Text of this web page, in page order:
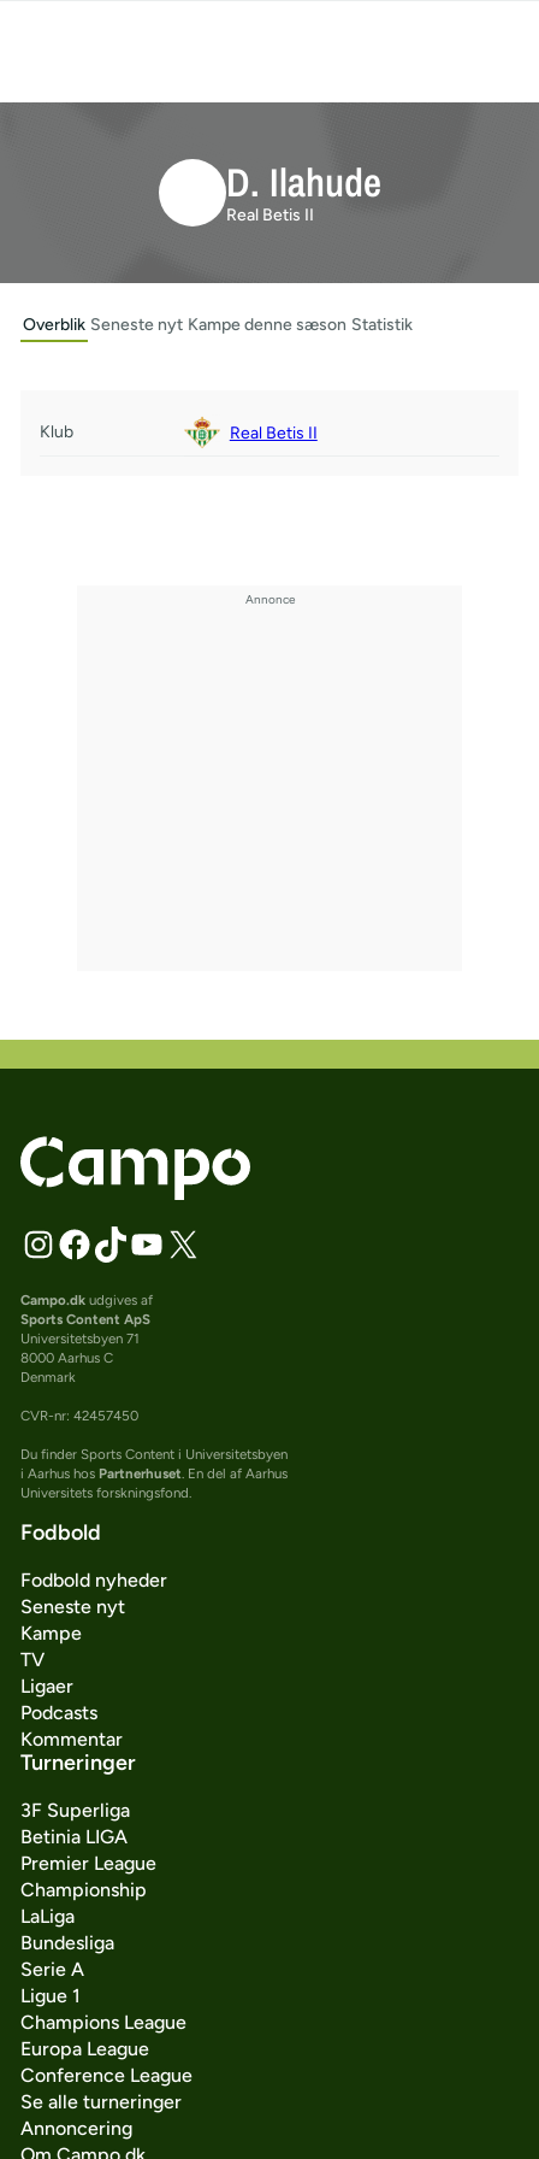
D. Ilahude
Real Betis II
Overblik Seneste nyt Kampe denne sæson Statistik
Klub Real Betis II
Campo.dkudgives af
Sports Content ApS
Universitetsbyen 71
8000 Aarhus C
Denmark
CVR-nr: 42457450
Du finder Sports Content i Universitetsbyen
i Aarhus hos Partnerhuset. En del af Aarhus
Universitets forskningsfond.
Fodbold
Fodbold nyheder
Seneste nyt
Kampe
TV
Ligaer
Podcasts
Kommentar
Turneringer
3F Superliga
Betinia LIGA
Premier League
Championship
LaLiga
Bundesliga
Serie A
Ligue 1
Champions League
Europa League
Conference League
Se alle turneringer
Annoncering